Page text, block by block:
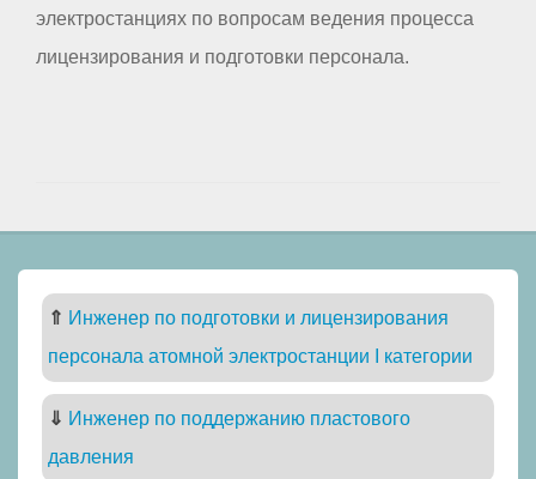
электростанциях по вопросам ведения процесса
лицензирования и подготовки персонала.
⇑ Инженер по подготовки и лицензирования
персонала атомной электростанции I категории
⇓ Инженер по поддержанию пластового
давления